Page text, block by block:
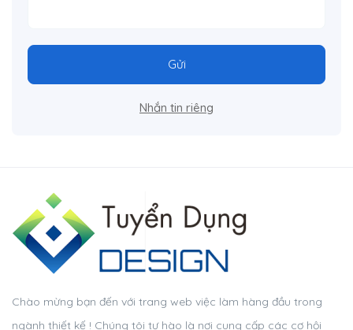
Gửi
Nhắn tin riêng
Chào mừng bạn đến với trang web việc làm hàng đầu trong
ngành thiết kế ! Chúng tôi tự hào là nơi cung cấp các cơ hội